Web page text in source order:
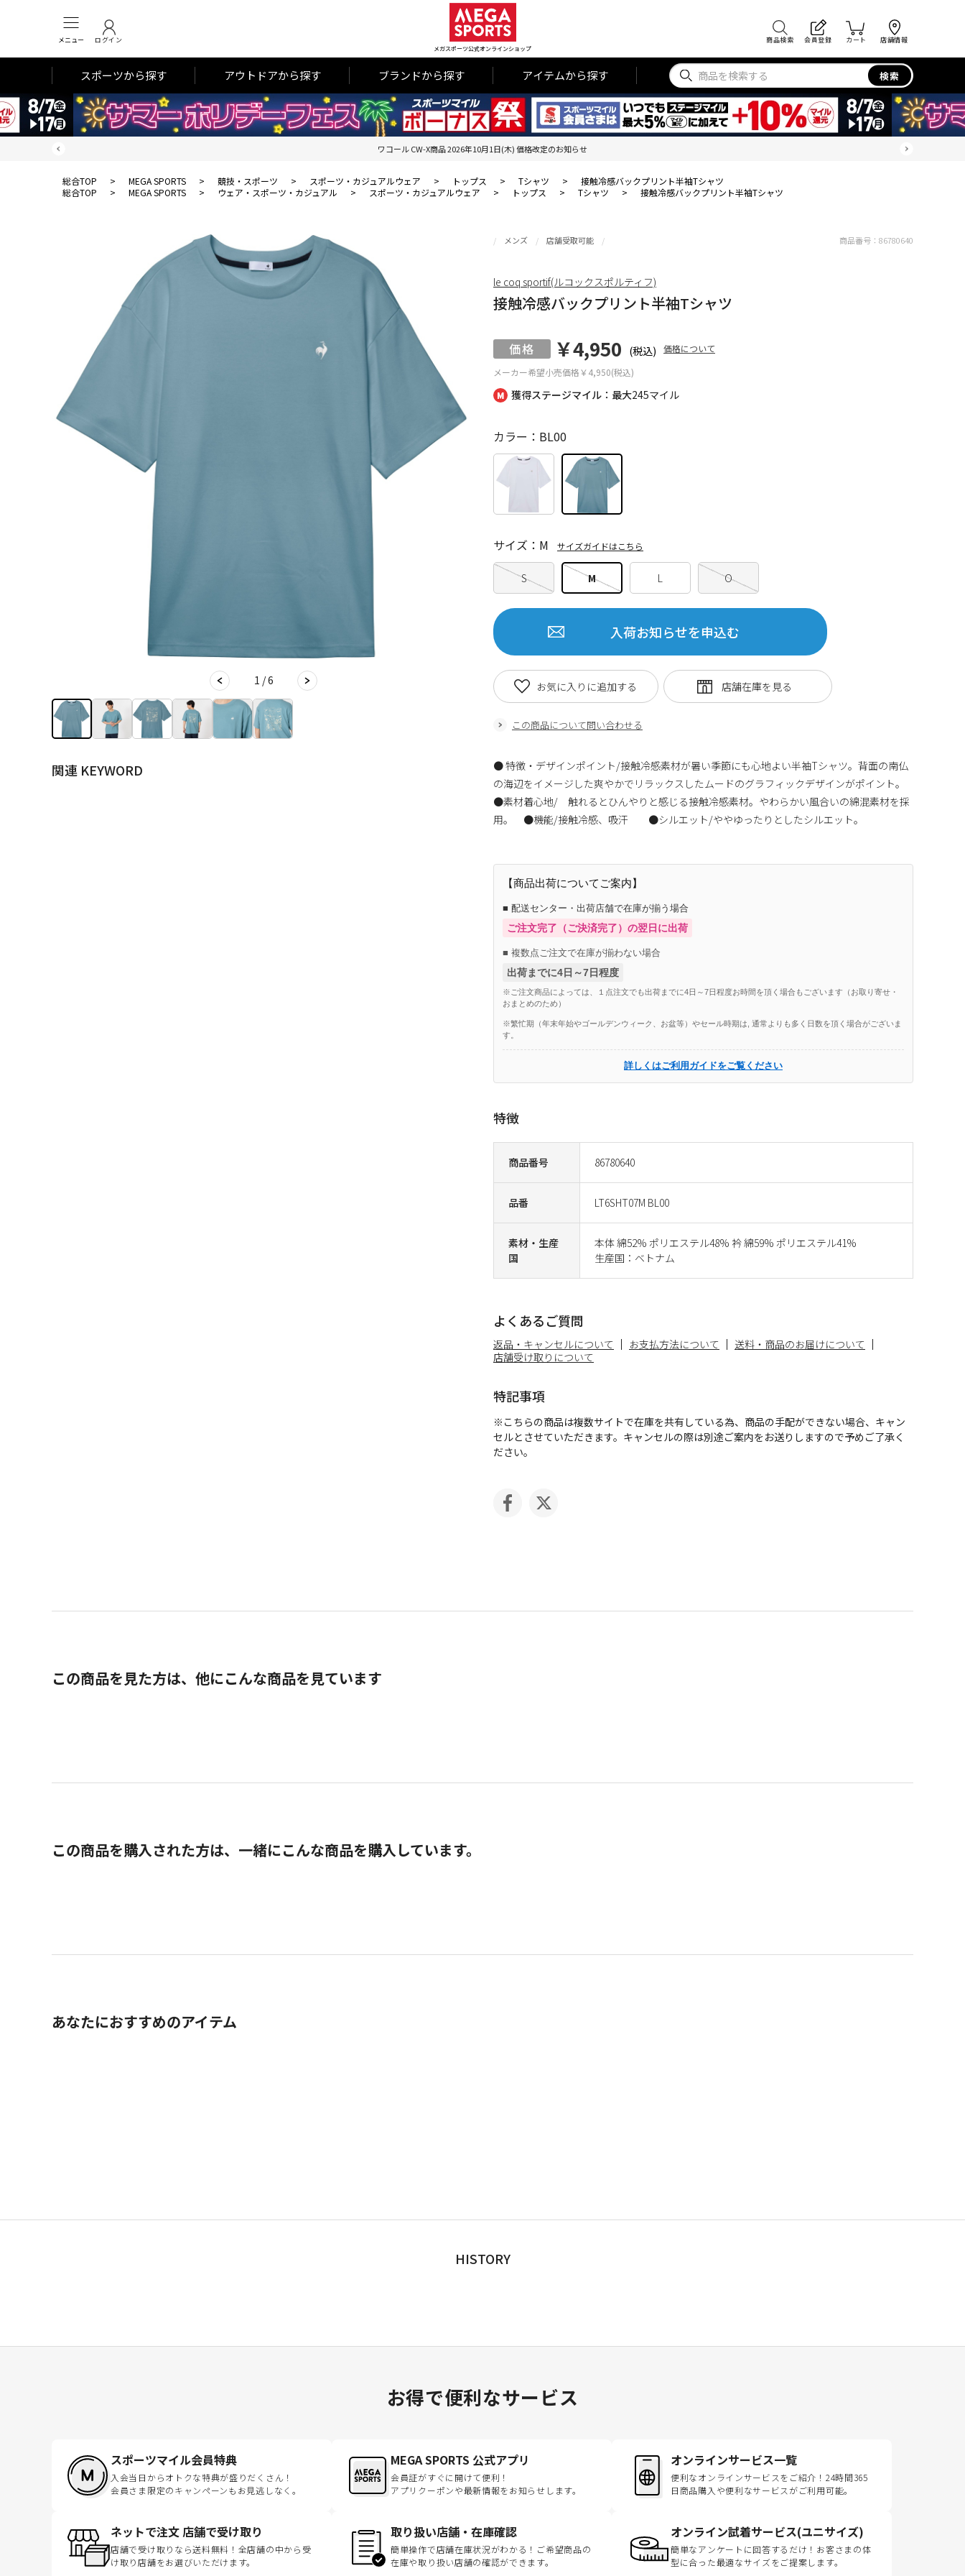
メニュー ログイン
メガスポーツ公式オンラインショップ
商品検索 会員登録 カート 店舗情報
スポーツから探す アウトドアから探す ブランドから探す アイテムから探す 検索
ワコール CW-X商品 2026年10月1日(木) 価格改定のお知らせ
総合TOP > MEGA SPORTS > 競技・スポーツ > スポーツ・カジュアルウェア > トップス > Tシャツ >
接触冷感バックプリント半袖Tシャツ
総合TOP
> MEGA SPORTS > ウェア・スポーツ・カジュアル > スポーツ・カジュアルウェア > トップス > Tシャツ > 接触冷感バックプリント半袖Tシャツ
1 / 6
関連 KEYWORD
獲得ステージマイル：最大245マイル
メンズ 店舗受取可能
接触冷感バックプリント半袖Tシャツ
メーカー希望小売価格￥4,950(税込)
￥4,950 (税込) 価格について
商品番号 86780640
品番 LT6SHT07M BL00
素材・生産
国
本体 綿52% ポリエステル48% 衿 綿59% ポリエステル41%
生産国：ベトナム
カラー：BL00
S M L O
サイズ：M サイズガイドはこちら
入荷お知らせを申込む
この商品について問い合わせる
お気に入りに追加する
商品番号： 86780640
le coq sportif(ルコックスポルティフ)
● 特徴・デザインポイント/接触冷感素材が暑い季節にも心地よい半袖Tシャツ。背面の南仏
の海辺をイメージした爽やかでリラックスしたムードのグラフィックデザインがポイント。
●素材着心地/ 触れるとひんやりと感じる接触冷感素材。やわらかい風合いの綿混素材を採
用。 ●機能/接触冷感、吸汗 ●シルエット/ややゆったりとしたシルエット。
【商品出荷についてご案内】
■ 配送センター・出荷店舗で在庫が揃う場合
ご注文完了（ご決済完了）の翌日に出荷
■ 複数点ご注文で在庫が揃わない場合
出荷までに4日～7日程度
※ご注文商品によっては、１点注文でも出荷までに4日～7日程度お時間を頂く場合もございます（お取り寄せ・
おまとめのため）
※繁忙期（年末年始やゴールデンウィーク、お盆等）やセール時期は, 通常よりも多く日数を頂く場合がございま
す。
詳しくはご利用ガイドをご覧ください
特徴
よくあるご質問
返品・キャンセルについて お支払方法について
送料・商品のお届けについて
店舗受け取りについて
特記事項
※こちらの商品は複数サイトで在庫を共有している為、商品の手配ができない場合、キャン
セルとさせていただきます。キャンセルの際は別途ご案内をお送りしますので予めご了承く
ださい。
この商品を見た方は、他にこんな商品を見ています
この商品を購入された方は、一緒にこんな商品を購入しています。
あなたにおすすめのアイテム
HISTORY
お得で便利なサービス
スポーツマイル会員特典
入会当日からオトクな特典が盛りだくさん！
会員さま限定のキャンペーンもお見逃しなく。
MEGA SPORTS 公式アプリ
会員証がすぐに開けて便利！
アプリクーポンや最新情報をお知らせします。
オンラインサービス一覧
便利なオンラインサービスをご紹介！24時間365
日商品購入や便利なサービスがご利用可能。
ネットで注文 店舗で受け取り
店舗で受け取りなら送料無料！全店舗の中から受
け取り店舗をお選びいただけます。
取り扱い店舗・在庫確認
簡単操作で店舗在庫状況がわかる！ご希望商品の
在庫や取り扱い店舗の確認ができます。
オンライン試着サービス(ユニサイズ)
簡単なアンケートに回答するだけ！お客さまの体
型に合った最適なサイズをご提案します。